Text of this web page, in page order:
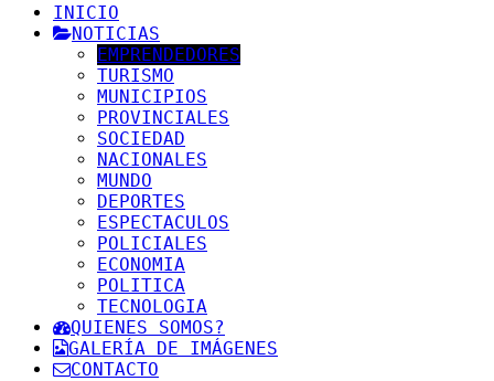
INICIO
NOTICIAS
EMPRENDEDORES
TURISMO
MUNICIPIOS
PROVINCIALES
SOCIEDAD
NACIONALES
MUNDO
DEPORTES
ESPECTACULOS
POLICIALES
ECONOMIA
POLITICA
TECNOLOGIA
QUIENES SOMOS?
GALERÍA DE IMÁGENES
CONTACTO